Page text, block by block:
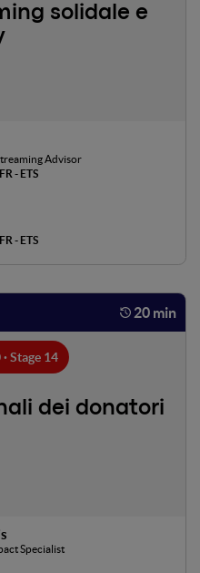
solidale e
digitali possano
Dallo streaming come
alle strategie per attivare
alla co-creazione di
Un focus su approcci
Advisor
- ETS
- ETS
20 min
Stage 14
dei donatori
non sono più sufficienti. I
le decisioni spesso
Nella sessione vedremo
Specialist